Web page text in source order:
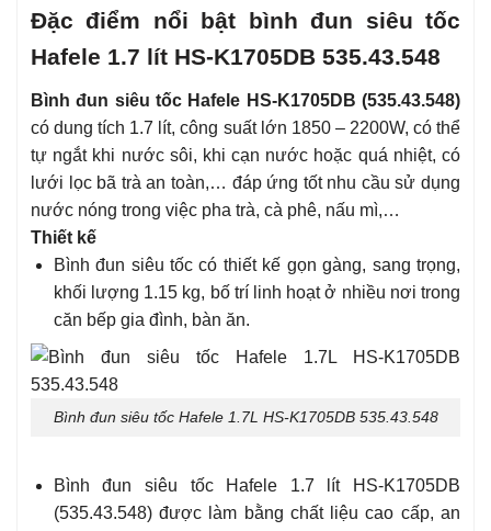
Đặc điểm nổi bật bình đun siêu tốc
Hafele 1.7 lít HS-K1705DB 535.43.548
Bình đun siêu tốc Hafele HS-K1705DB (535.43.548)
có dung tích 1.7 lít, công suất lớn 1850 – 2200W, có thể
tự ngắt khi nước sôi, khi cạn nước hoặc quá nhiệt, có
lưới lọc bã trà an toàn,… đáp ứng tốt nhu cầu sử dụng
nước nóng trong việc pha trà, cà phê, nấu mì,…
Thiết kế
Bình đun siêu tốc có thiết kế gọn gàng, sang trọng,
khối lượng 1.15 kg, bố trí linh hoạt ở nhiều nơi trong
căn bếp gia đình, bàn ăn.
Bình đun siêu tốc Hafele 1.7L HS-K1705DB 535.43.548
Bình đun siêu tốc Hafele 1.7 lít HS-K1705DB
(535.43.548) được làm bằng chất liệu cao cấp, an